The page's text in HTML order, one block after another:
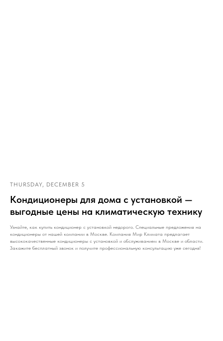
THURSDAY, DECEMBER 5
Кондиционеры для дома с установкой —
выгодные цены на климатическую технику
Узнайте, как купить кондиционер с установкой недорого. Специальные предложения на
кондиционеры от нашей компании в Москве. Компания Мир Климата предлагает
высококачественные кондиционеры с установкой и обслуживанием в Москве и области.
Закажите бесплатный звонок и получите профессиональную консультацию уже сегодня!